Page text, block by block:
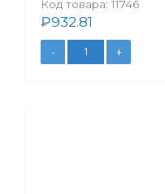
Код товара: 11746
₽932.81